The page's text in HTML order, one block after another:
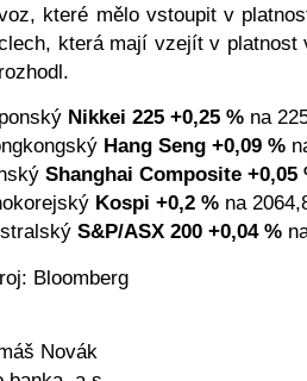
které mělo vstoupit v
která mají vzejít v
Nikkei 225 +0,25 % na
Hang Seng +0,09 %
Shanghai Composite +0,05
Kospi +0,2 % na
S&P/ASX 200 +0,04 %
Bloomberg
Novák